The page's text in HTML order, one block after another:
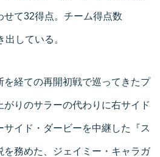
せて32得点。チーム得点数
出している。
を経ての再開初戦で巡ってきたプ
がりのサラーの代わりに右サイド
イド・ダービーを中継した『ス
を務めた、ジェイミー・キャラガ